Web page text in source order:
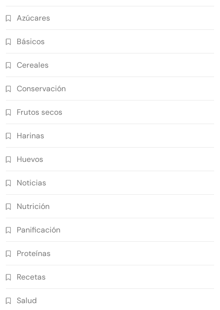
Azúcares
Básicos
Cereales
Conservación
Frutos secos
Harinas
Huevos
Noticias
Nutrición
Panificación
Proteínas
Recetas
Salud